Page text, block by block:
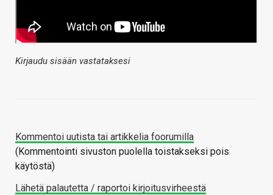
Kirjaudu sisään vastataksesi
Kommentoi uutista tai artikkelia foorumilla
(Kommentointi sivuston puolella toistakseksi pois
käytöstä)
Lähetä palautetta / raportoi kirjoitusvirheestä